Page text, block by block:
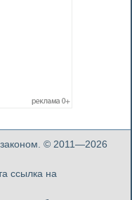
© 2011—2026
ссылка на